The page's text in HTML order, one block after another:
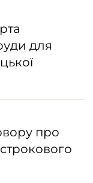
для
про